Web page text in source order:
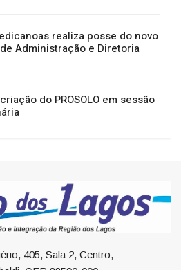
realiza posse do novo
Administração e Diretoria
do PROSOLO em sessão
405, Sala 2, Centro,